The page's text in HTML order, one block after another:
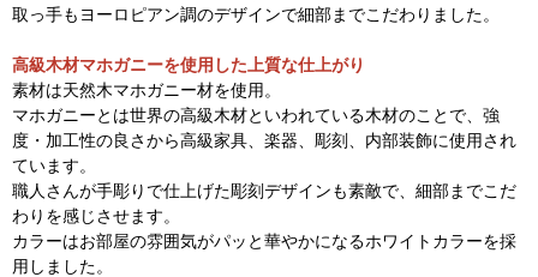
取っ手もヨーロピアン調のデザインで細部までこだわりました。
高級木材マホガニーを使用した上質な仕上がり
素材は天然木マホガニー材を使用。
マホガニーとは世界の高級木材といわれている木材のことで、強
度・加工性の良さから高級家具、楽器、彫刻、内部装飾に使用され
ています。
職人さんが手彫りで仕上げた彫刻デザインも素敵で、細部までこだ
わりを感じさせます。
カラーはお部屋の雰囲気がパッと華やかになるホワイトカラーを採
用しました。